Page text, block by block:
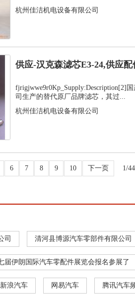
杭州佳洁机电设备有限公司
供应-汉克森滤芯E3-24,供应配
fjrigjwwe9r0Kp_Supply:Description[2]
司生产的替代原厂品牌滤芯，其过...
杭州佳洁机电设备有限公司
6 7 8 9 10 下一页 1/
司 清河县博源汽车零部件有限公司
届伊朗国际汽车零配件展览会报名参展了
新浪汽车 网易汽车 腾讯汽车